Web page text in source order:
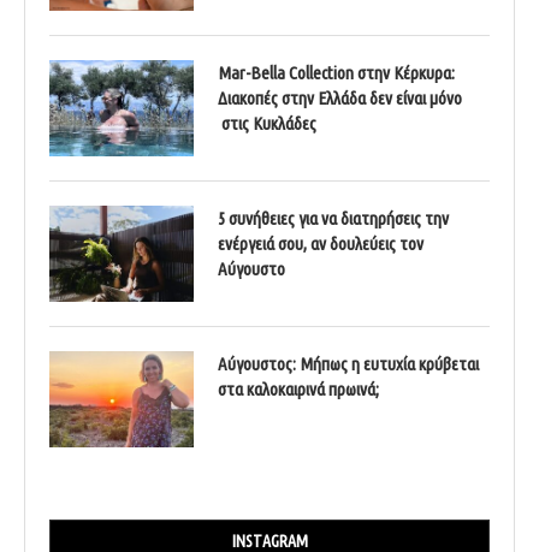
Mar-Bella Collection στην Κέρκυρα:
Διακοπές στην Ελλάδα δεν είναι μόνο
στις Κυκλάδες
5 συνήθειες για να διατηρήσεις την
ενέργειά σου, αν δουλεύεις τον
Αύγουστο
Αύγουστος: Μήπως η ευτυχία κρύβεται
στα καλοκαιρινά πρωινά;
INSTAGRAM